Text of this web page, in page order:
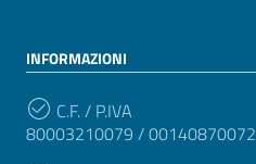
INFORMAZIONI
C.F. / P.IVA
80003210079 / 00140870072